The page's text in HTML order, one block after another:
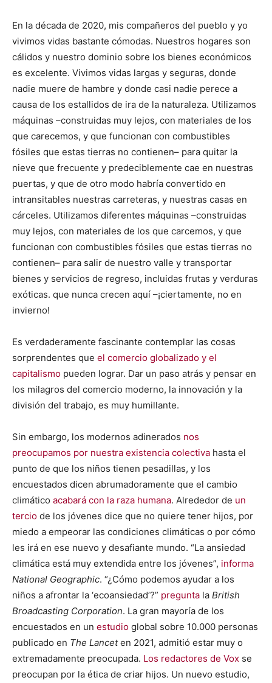
En la década de 2020, mis compañeros del pueblo y yo
vivimos vidas bastante cómodas. Nuestros hogares son
cálidos y nuestro dominio sobre los bienes económicos
es excelente. Vivimos vidas largas y seguras, donde
nadie muere de hambre y donde casi nadie perece a
causa de los estallidos de ira de la naturaleza. Utilizamos
máquinas –construidas muy lejos, con materiales de los
que carecemos, y que funcionan con combustibles
fósiles que estas tierras no contienen– para quitar la
nieve que frecuente y predeciblemente cae en nuestras
puertas, y que de otro modo habría convertido en
intransitables nuestras carreteras, y nuestras casas en
cárceles. Utilizamos diferentes máquinas –construidas
muy lejos, con materiales de los que carcemos, y que
funcionan con combustibles fósiles que estas tierras no
contienen– para salir de nuestro valle y transportar
bienes y servicios de regreso, incluidas frutas y verduras
exóticas. que nunca crecen aquí –¡ciertamente, no en
invierno!
Es verdaderamente fascinante contemplar las cosas
sorprendentes que el comercio globalizado y el
capitalismo pueden lograr. Dar un paso atrás y pensar en
los milagros del comercio moderno, la innovación y la
división del trabajo, es muy humillante.
Sin embargo, los modernos adinerados nos
preocupamos por nuestra existencia colectiva hasta el
punto de que los niños tienen pesadillas, y los
encuestados dicen abrumadoramente que el cambio
climático acabará con la raza humana. Alrededor de un
tercio de los jóvenes dice que no quiere tener hijos, por
miedo a empeorar las condiciones climáticas o por cómo
les irá en ese nuevo y desafiante mundo. “La ansiedad
climática está muy extendida entre los jóvenes”, informa
National Geographic. “¿Cómo podemos ayudar a los
niños a afrontar la ‘ecoansiedad’?” pregunta la British
Broadcasting Corporation. La gran mayoría de los
encuestados en un estudio global sobre 10.000 personas
publicado en The Lanceten 2021, admitió estar muy o
extremadamente preocupada. Los redactores de Vox se
preocupan por la ética de criar hijos. Un nuevo estudio,